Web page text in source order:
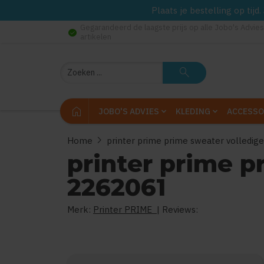
Plaats je bestelling op
check_circle
Zoeken search
home JOBO'S ADVIES KLEDING
Home chevron_right printer prime prime sweater
printer prime
2262061
Merk: Printer PRIME | Reviews: